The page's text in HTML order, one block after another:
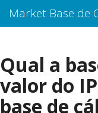
Market Base de
Qual a
valor do
base de